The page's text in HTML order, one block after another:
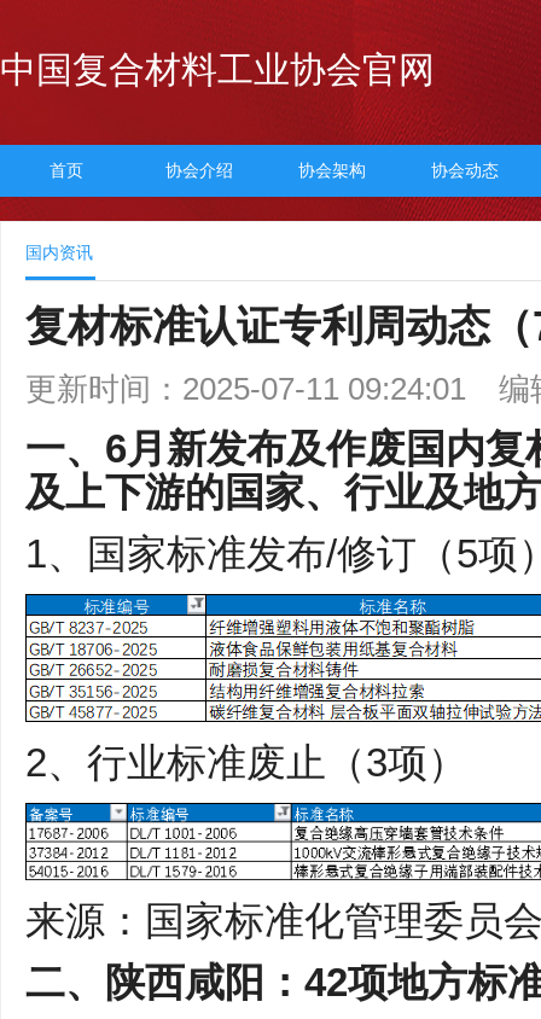
中国复合材料工业协会官网
首页 协会介绍 协会架构 协会动态
国内资讯
复材标准认证专利周动态
更新时间：2025-07-11 09:24:01 编
一、6月新发布及作废国内
及上下游的国家、行业及地
1、国家标准发布/修订（5项
2、行业标准废止（3项）
来源：国家标准化管理委员
二、陕西咸阳：42项地方标